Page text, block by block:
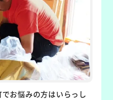
でお悩みの方はいらっし